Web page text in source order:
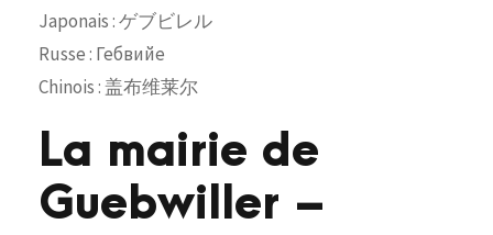
Japonais : ゲブビレル
Russe : Гебвийе
Chinois : 盖布维莱尔
La mairie de
Guebwiller –